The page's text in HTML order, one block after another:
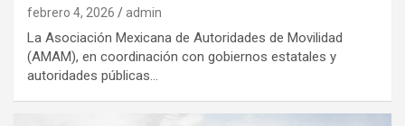
febrero 4, 2026 admin
La Asociación Mexicana de Autoridades de Movilidad
(AMAM), en coordinación con gobiernos estatales y
autoridades públicas…